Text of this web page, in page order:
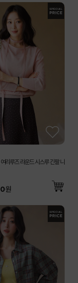
리루즈 라운드 시스루 긴팔 니
원